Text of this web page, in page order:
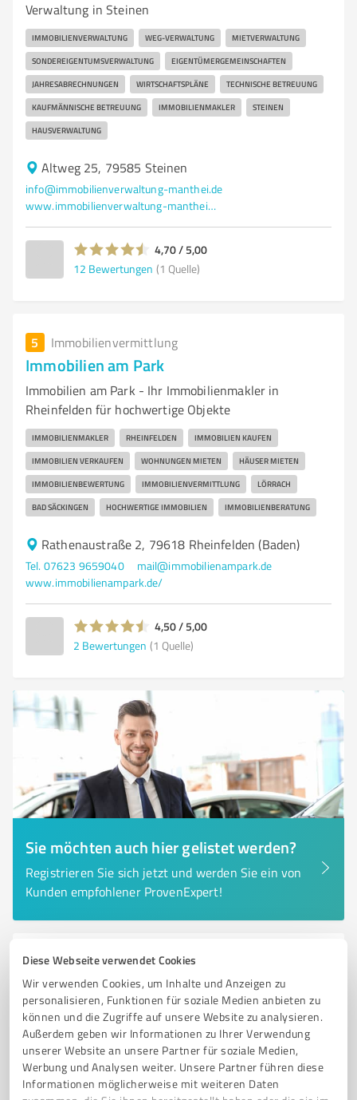
Diese Webseite verwendet Cookies
Wir verwenden Cookies, um Inhalte und Anzeigen zu
personalisieren, Funktionen für soziale Medien anbieten zu
können und die Zugriffe auf unsere Website zu analysieren.
Außerdem geben wir Informationen zu Ihrer Verwendung
unserer Website an unsere Partner für soziale Medien,
Werbung und Analysen weiter. Unsere Partner führen diese
Informationen möglicherweise mit weiteren Daten
Verwaltung in Steinen
IMMOBILIENVERWALTUNG WEG-VERWALTUNG MIETVERWALTUNG
SONDEREIGENTUMSVERWALTUNG EIGENTÜMERGEMEINSCHAFTEN
JAHRESABRECHNUNGEN WIRTSCHAFTSPLÄNE TECHNISCHE BETREUUNG
KAUFMÄNNISCHE BETREUUNG IMMOBILIENMAKLER STEINEN
HAUSVERWALTUNG
Altweg 25, 79585 Steinen
info@immobilienverwaltung-manthei.de
www.immobilienverwaltung-manthei.de/
4,70 / 5,00
12 Bewertungen (1 Quelle)
5 Immobilienvermittlung
Immobilien am Park
Immobilien am Park - Ihr Immobilienmakler in
Rheinfelden für hochwertige Objekte
IMMOBILIENMAKLER RHEINFELDEN IMMOBILIEN KAUFEN
IMMOBILIEN VERKAUFEN WOHNUNGEN MIETEN HÄUSER MIETEN
IMMOBILIENBEWERTUNG IMMOBILIENVERMITTLUNG LÖRRACH
BAD SÄCKINGEN HOCHWERTIGE IMMOBILIEN IMMOBILIENBERATUNG
Rathenaustraße 2, 79618 Rheinfelden (Baden)
Tel. 07623 9659040
mail@immobilienampark.de
www.immobilienampark.de/
4,50 / 5,00
2 Bewertungen (1 Quelle)
Sie möchten auch hier gelistet werden?
Registrieren Sie sich jetzt und werden Sie ein von
Kunden empfohlener ProvenExpert!
6 Immobilienvermittlung
WEBER Immobilienverwaltung
WEBER Immobilienverwaltung – Ihr Partner für
Hausverwaltung in Lörrach und Walds
HAUSVERWALTUNG IMMOBILIENVERWALTUNG LÖRRACH
WALDSHUT VERMIETUNG VERKAUF TRANSPARENTE VERWALTUNG